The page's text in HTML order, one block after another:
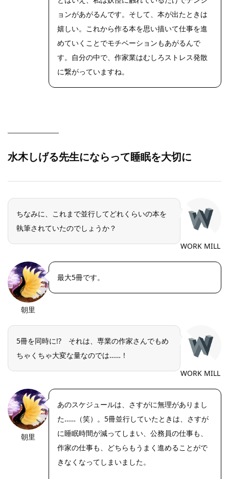
ョンがあがるんです。そして、本が出たときは
嬉しい。これから作る本を思い描いて仕事を進
めていくことでモチベーションもあがるんで
す。自分の中で、作家業はむしろストレス発散
に繋がっていますね。
水木しげる先生にならって睡眠を大切に
ちなみに、これまで並行してどれくらいの本を
執筆されていたのでしょうか？
WORK MILL
朝里
最大5冊です。
5冊を同時に!? それは、専業の作家さんでもめ
ちゃくちゃ大変な量なのでは……！
WORK MILL
朝里
あのスケジュールは、さすがに無理がありまし
た……（笑）。5冊並行していたときは、さすが
に睡眠時間が減ってしまい、公務員の仕事も、
作家の仕事も、どちらもうまく進めることがで
きなくなってしまいました。